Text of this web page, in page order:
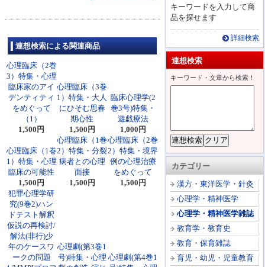
キーワードを入力して商
品を探せます
詳細検索
連想検索
キーワード・文章から検索！
カテゴリー
漢方・東洋医学・針灸
心理学・精神医学
心理学・精神医学雑誌
教育学・教育史
教育・保育雑誌
育児・幼児・児童教育
連想検索による関連商品
心理臨床（2巻
3）特集・心理
臨床家のアイ
デンティティ
をめぐって
（1）
1,500円
心理臨床（3巻
1）特集・大人
にひそむ思春
期心性
1,500円
臨床心理学(2
巻3号)特集・
遊戯療法
1,000円
心理臨床（1巻
1）特集・心理
臨床の可能性
1,500円
心理臨床（1巻
2）特集・分裂
病者との心理
面接
1,500円
心理臨床（2巻
2）特集・境界
例の心理治療
をめぐって
1,500円
犯罪心理学研
究(9巻2)ハン
ドテスト解釈
仮説の再検討/
解法(非行)少
年のケースワ
ークの問題
心理劇(第3巻1
号)特集・心理 心理劇(第4巻1